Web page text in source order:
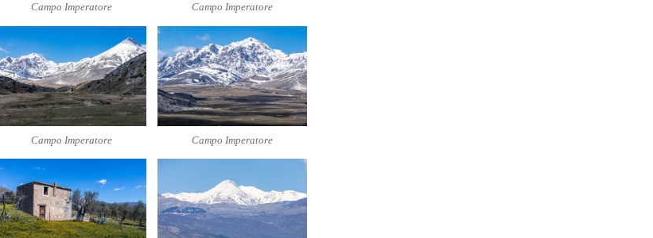
Campo Imperatore Campo Imperatore
Campo Imperatore Campo Imperatore